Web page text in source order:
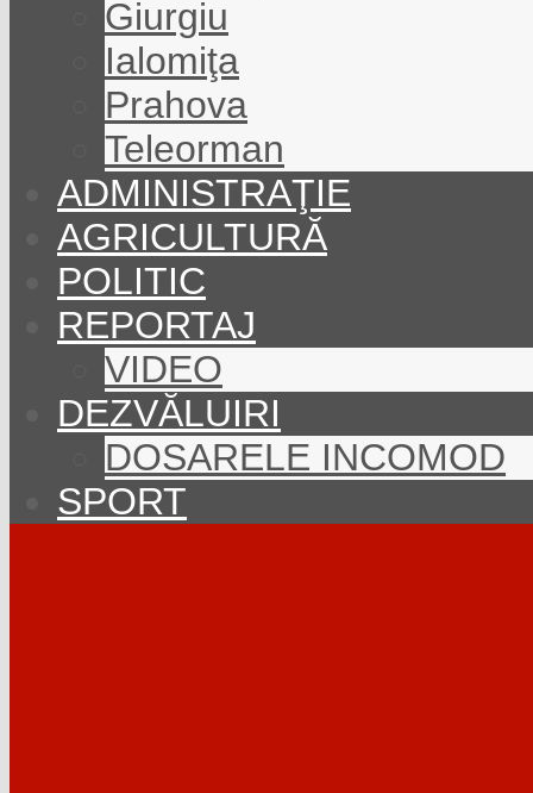
Giurgiu
Ialomiţa
Prahova
Teleorman
ADMINISTRAŢIE
AGRICULTURĂ
POLITIC
REPORTAJ
VIDEO
DEZVĂLUIRI
DOSARELE INCOMOD
SPORT